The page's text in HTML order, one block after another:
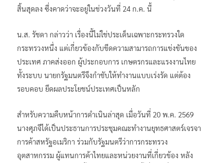
สิ้นสุดลง ซึ่งคาดว่าจะอยู่ในช่วงวันที่ 24 ก.ค. นี้
น.ส. รัชดา กล่าวว่า เรื่องนี้ไม่ใช่ประเด็นเฉพาะกระทรวงใด
กระทรวงหนึ่ง แต่เกี่ยวข้องกับขีดความสามารถการแข่งขันของ
ประเทศ ภาคส่งออก ผู้ประกอบการ เกษตรกรและแรงงานไทย
ทั้งระบบ นายกรัฐมนตรีจึงกำชับให้ทำงานแบบเร่งรัด แต่ต้อง
รอบคอบ ยึดผลประโยชน์ประเทศเป็นหลัก
สำหรับความคืบหน้าการดำเนินล่าสุด เมื่อวันที่ 20 พ.ค. 2569
นางศุภจีได้เป็นประธานการประชุมคณะทำงานยุทธศาสตร์เจรจา
การค้าสหรัฐอเมริกา ร่วมกับรัฐมนตรีว่าการกระทรวง
อุตสาหกรรม ผู้แทนการค้าไทยและหน่วยงานที่เกี่ยวข้อง หลัง